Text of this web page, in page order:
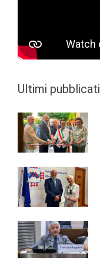
Ultimi pubblicati